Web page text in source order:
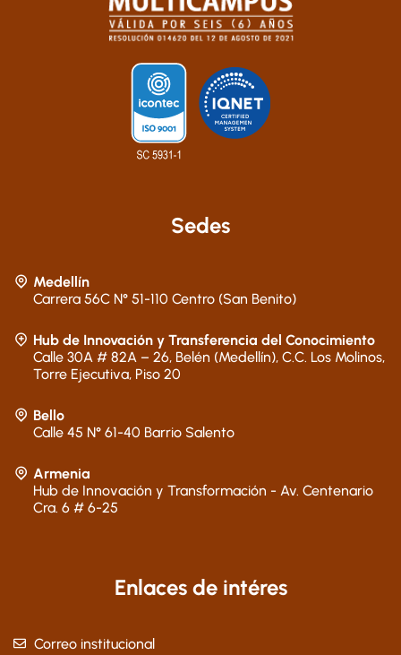
Sedes
Medellín
Carrera 56C N° 51-110 Centro (San Benito)
Hub de Innovación y Transferencia del Conocimiento
Calle 30A # 82A – 26, Belén (Medellín), C.C. Los Molinos,
Torre Ejecutiva, Piso 20
Bello
Calle 45 N° 61-40 Barrio Salento
Armenia
Hub de Innovación y Transformación - Av. Centenario
Cra. 6 # 6-25
Enlaces de intéres
Correo institucional